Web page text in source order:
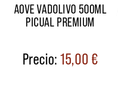
AOVE VADOLIVO 500ML
PICUAL PREMIUM
15,00€